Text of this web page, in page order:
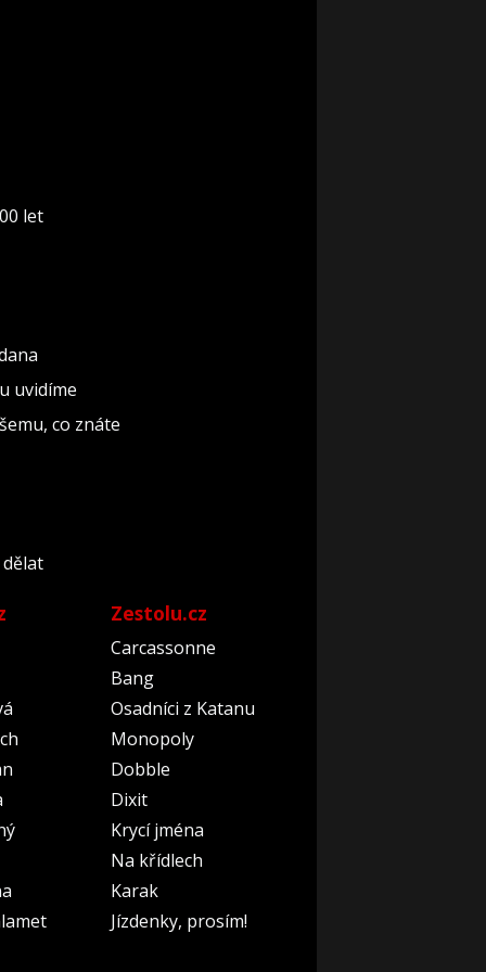
let
uvidíme
co znáte
Zestolu.cz
Carcassonne
Bang
Osadníci z Katanu
Monopoly
Dobble
Dixit
Krycí jména
Na křídlech
Karak
Jízdenky, prosím!